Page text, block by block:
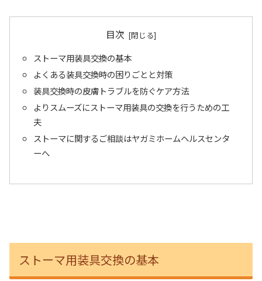
目次
ストーマ用装具交換の基本
よくある装具交換時の困りごとと対策
装具交換時の皮膚トラブルを防ぐケア方法
よりスムーズにストーマ用装具の交換を行うための工
夫
ストーマに関するご相談はヤガミホームヘルスセンタ
ーへ
ストーマ用装具交換の基本